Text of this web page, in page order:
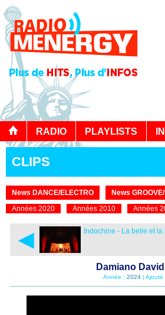
RADIO PLAYLISTS
CLIPS
News DANCE/ELECTRO News
Années 2020
Années 2010 Années
◄ Indochine - La belle et la
Damiano
Année : 2024 | Ajouté